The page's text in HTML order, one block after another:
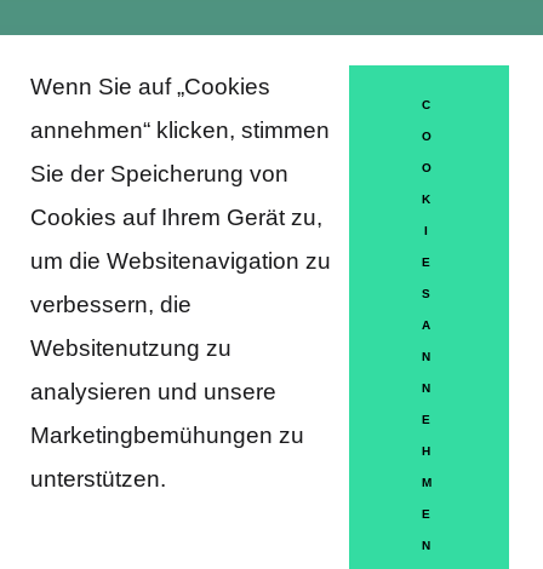
About Trausti e.V.
MITGLIEDSCHAFT
HÄUFIGE FRAGEN
KONTAKT
IMPRESSUM
Wenn Sie auf „Cookies
annehmen“ klicken, stimmen
Sie der Speicherung von
Cookies auf Ihrem Gerät zu,
um die Websitenavigation zu
verbessern, die
Websitenutzung zu
analysieren und unsere
Marketingbemühungen zu
unterstützen.
C
O
O
K
I
E
S
A
N
N
E
H
M
E
N